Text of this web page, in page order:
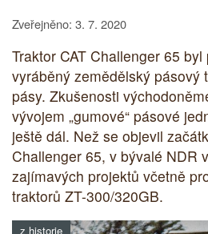
Zveřejněno: 3. 7. 2020
Traktor CAT Challenger 65
vyráběný zemědělský pásový
pásy. Zkušenosti
vývojem „gumové“ pásové
ještě dál. Než se objevil
Challenger 65, v bývalé NDR
zajímavých projektů včetně
traktorů ZT-300/320GB.
z historie